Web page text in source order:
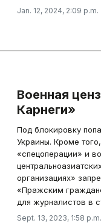
Jan. 12, 2024, 2:09 p.m.
Военная
Карнеги»
Под блокировку
Украины. Кроме
«спецоперации» и
организациях»
«Пражским
для журналистов в
Sept. 13, 2023, 1:58 p.m.